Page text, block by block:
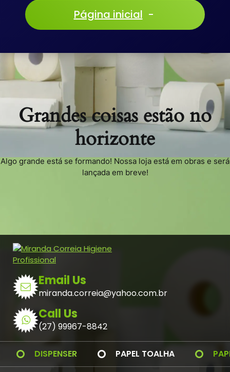
Página inicial -
Grandes coisas estão no
horizonte
Algo grande está se formando! Nossa loja está em obras e será
lançada em breve!
Email Us
miranda.correia@yahoo.com.br
Call Us
(27) 99967-8842
DISPENSER PAPEL TOALHA